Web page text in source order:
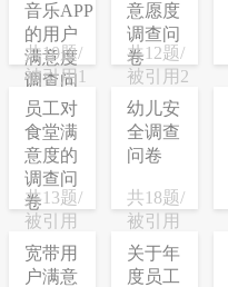
音乐APP
的用户
满意度
调查问
卷
共10题/
被引用1
次
意愿度
调查问
卷
共12题/
被引用2
次
员工对
食堂满
意度的
调查问
卷
共13题/
被引用
44次
幼儿安
全调查
问卷
共18题/
被引用
12次
宽带用
户满意
关于年
度员工